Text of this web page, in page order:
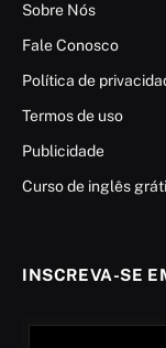
Sobre Nós
Fale Conosco
Política de
Termos de uso
Publicidade
Curso de inglês
INSCREVA-SE